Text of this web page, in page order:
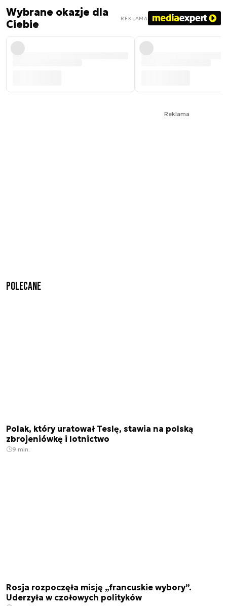
Wybrane okazje dla
Ciebie
REKLAMA
Reklama
Polecane
Polak, który uratował Teslę, stawia na polską
zbrojeniówkę i lotnictwo
9 min.
Rosja rozpoczęła misję „francuskie wybory”.
Uderzyła w czołowych polityków